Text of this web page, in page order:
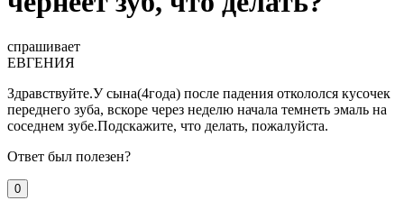
спрашивает
ЕВГЕНИЯ
Здравствуйте.У сына(4года) после падения откололся кусочек
переднего зуба, вскоре через неделю начала темнеть эмаль на
соседнем зубе.Подскажите, что делать, пожалуйста.
Ответ был полезен?
0